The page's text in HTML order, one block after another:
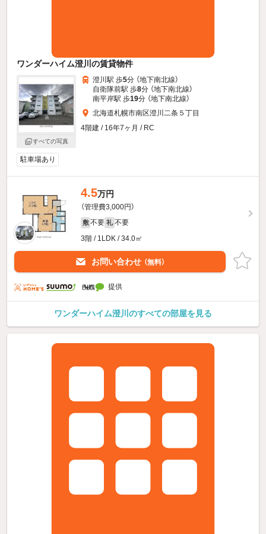
ワンダーハイム澄川の賃貸物件
すべての写真
澄川駅 歩5分 （地下南北線）
自衛隊前駅 歩8分 （地下南北線）
南平岸駅 歩19分 （地下南北線）
北海道札幌市南区澄川二条５丁目
4階建 / 16年7ヶ月 / RC
駐車場あり
4.5万円
（管理費3,000円）
敷 不要 礼 不要
3階 / 1LDK / 34.0㎡
お問い合わせ （無料）
提供
ワンダーハイム澄川のすべての部屋を見る